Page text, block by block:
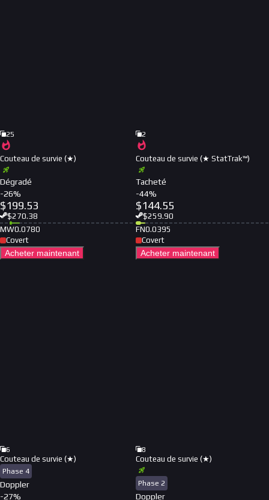
25
Couteau de survie (★)
Dégradé
-26%
$199.53
$270.38
MW0.0780
Covert
Acheter maintenant
2
Couteau de survie (★ StatTrak™)
Tacheté
-44%
$144.55
$259.90
FN0.0395
Covert
Acheter maintenant
6
Couteau de survie (★)
Phase 4
Doppler
-27%
8
Couteau de survie (★)
Phase 2
Doppler